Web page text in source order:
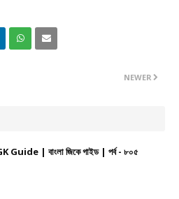
NEWER
| বাংলা জিকে গাইড | পর্ব - ৮০৫